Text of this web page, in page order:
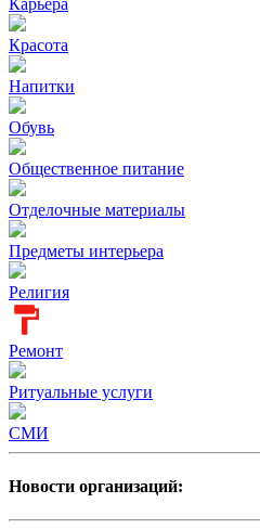
Красота
Напитки
Обувь
Общественное питание
Отделочные материалы
Предметы интерьера
Религия
Ремонт
Ритуальные услуги
СМИ
Новости организаций: